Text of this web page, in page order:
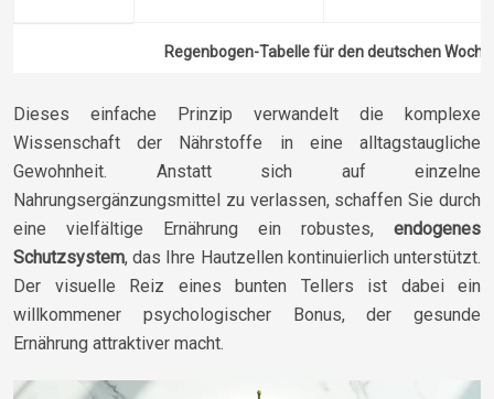
Regenbogen-Tabelle für den deutschen
Dieses einfache Prinzip verwandelt die komplexe
Wissenschaft der Nährstoffe in eine alltagstaugliche
Gewohnheit. Anstatt sich auf einzelne
Nahrungsergänzungsmittel zu verlassen, schaffen Sie durch
eine vielfältige Ernährung ein robustes, endogenes
Schutzsystem, das Ihre Hautzellen kontinuierlich unterstützt.
Der visuelle Reiz eines bunten Tellers ist dabei ein
willkommener psychologischer Bonus, der gesunde
Ernährung attraktiver macht.